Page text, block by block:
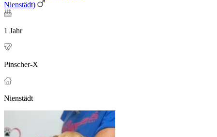
Nienstädt)
1 Jahr
Pinscher-X
Nienstädt